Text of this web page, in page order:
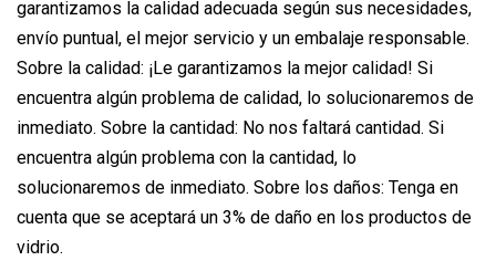
garantizamos la calidad adecuada según sus necesidades,
envío puntual, el mejor servicio y un embalaje responsable.
Sobre la calidad: ¡Le garantizamos la mejor calidad! Si
encuentra algún problema de calidad, lo solucionaremos de
inmediato. Sobre la cantidad: No nos faltará cantidad. Si
encuentra algún problema con la cantidad, lo
solucionaremos de inmediato. Sobre los daños: Tenga en
cuenta que se aceptará un 3% de daño en los productos de
vidrio.